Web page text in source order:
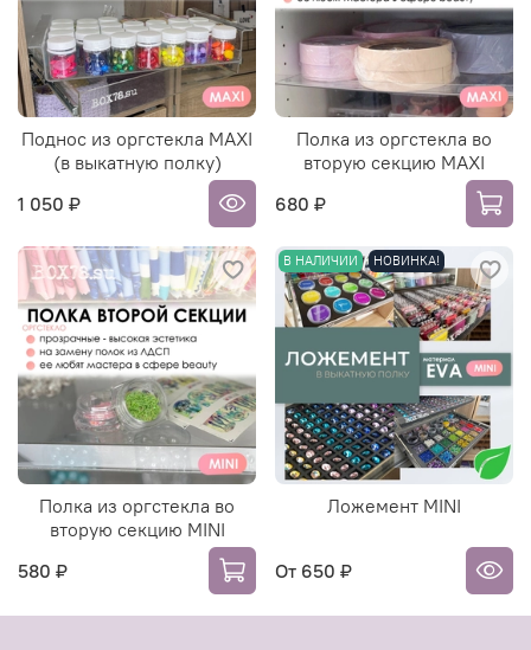
Поднос из оргстекла MAXI
(в выкатную полку)
1 050 ₽
Полка из оргстекла во
вторую секцию MAXI
680 ₽
Полка из оргстекла во
вторую секцию MINI
580 ₽
В НАЛИЧИИ НОВИНКА!
Ложемент MINI
От 650 ₽